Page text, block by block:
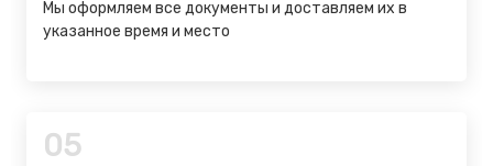
Мы оформляем все документы и доставляем их в
указанное время и место
05